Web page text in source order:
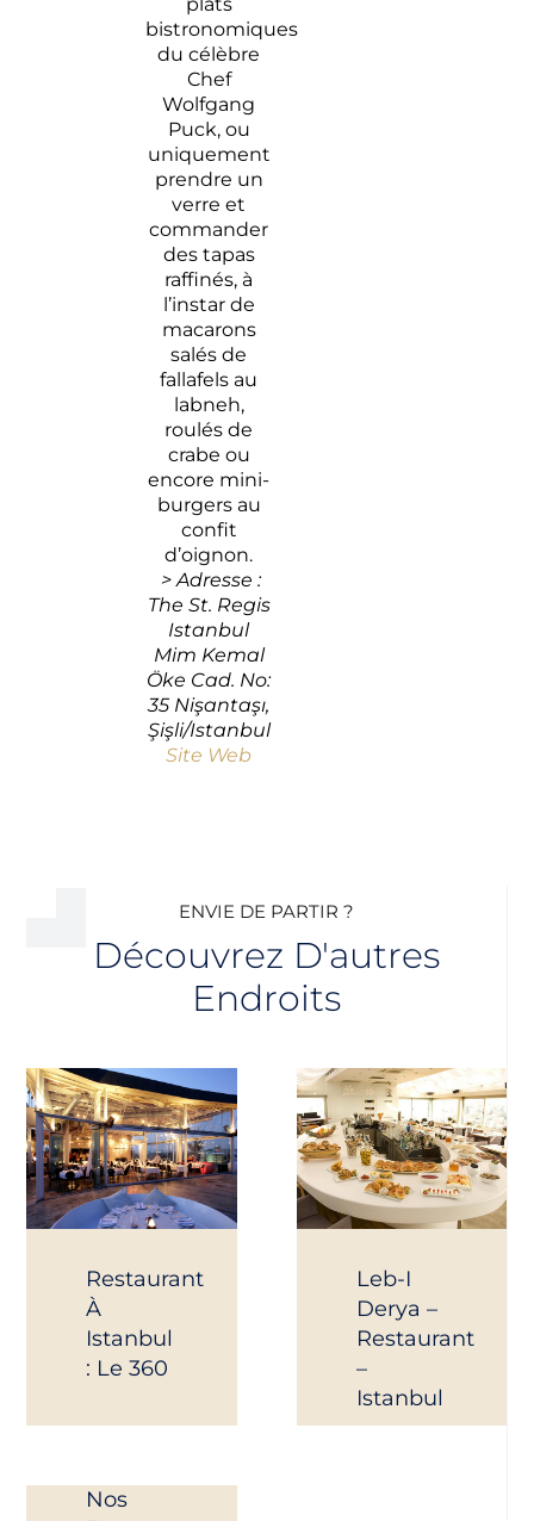
bistronomiques
du célèbre
Chef
Wolfgang
Puck, ou
uniquement
prendre un
verre et
commander
des tapas
raffinés, à
l’instar de
macarons
salés de
fallafels au
labneh,
roulés de
crabe ou
encore mini-
burgers au
confit
d’oignon.
>Adresse :
The St. Regis
Istanbul
Mim Kemal
Öke Cad. No:
35 Nişantaşı,
Şişli/Istanbul
Site Web
ENVIE DE PARTIR ?
Découvrez D'autres
Endroits
Restaurant
À
Istanbul
: Le 360
Leb-I
Derya –
Restaurant
–
Istanbul
Nos